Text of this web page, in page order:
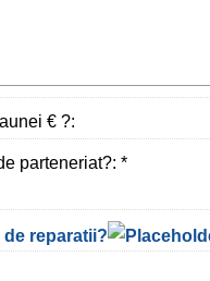
€ ?:
parteneriat?: *
reparatii?